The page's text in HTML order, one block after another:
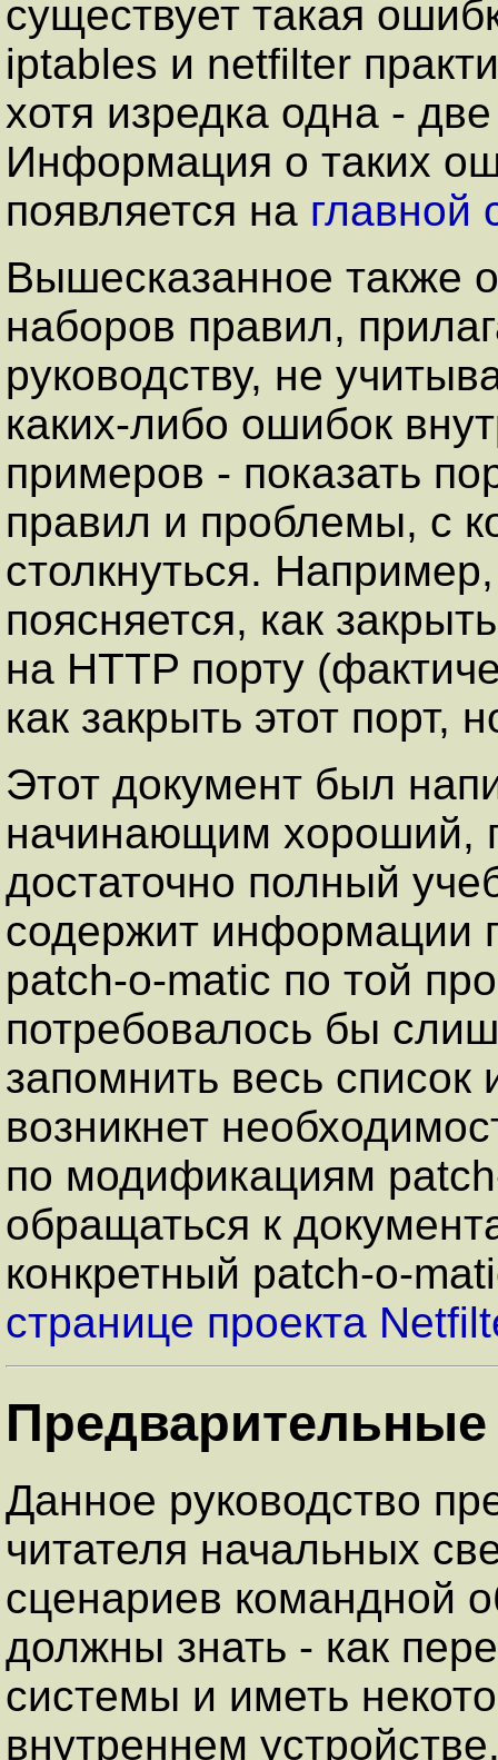
существует такая
iptables и netfilter
хотя изредка одна -
Информация о таких
появляется на главной
Вышесказанное также
наборов правил,
руководству, не
каких-либо ошибок
примеров - показать
правил и проблемы, с
столкнуться.
поясняется, как
на HTTP порту
как закрыть этот порт,
Этот документ был
начинающим хороший,
достаточно полный
содержит информации
patch-o-matic по той
потребовалось бы
запомнить весь
возникнет
по модификациям
обращаться к
конкретный patch-o-
странице проекта
Предварительные
Данное руководство
читателя начальных
сценариев командной
должны знать - как
системы и иметь
внутреннем